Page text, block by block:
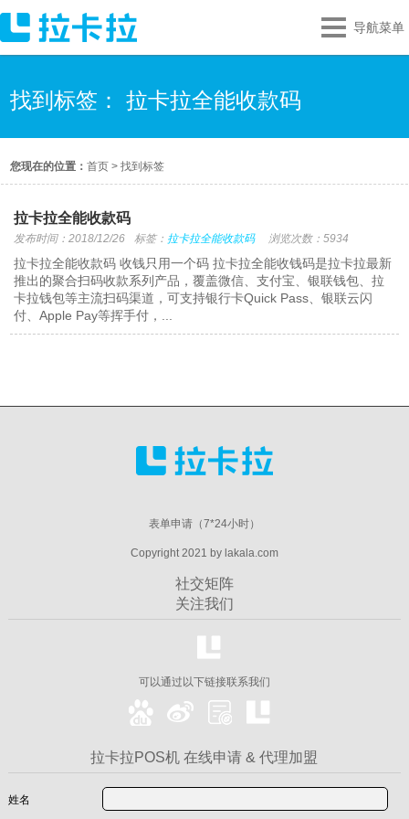
导航菜单
找到标签： 拉卡拉全能收款码
您现在的位置：首页 >找到标签
拉卡拉全能收款码
发布时间：2018/12/26 标签： 拉卡拉全能收款码 浏览次数：5934
拉卡拉全能收款码 收钱只用一个码 拉卡拉全能收钱码是拉卡拉最新
推出的聚合扫码收款系列产品，覆盖微信、支付宝、银联钱包、拉
卡拉钱包等主流扫码渠道，可支持银行卡Quick Pass、银联云闪
付、Apple Pay等挥手付，...
表单申请（7*24小时）
Copyright 2021 by lakala.com
社交矩阵
关注我们
可以通过以下链接联系我们
拉卡拉POS机 在线申请 & 代理加盟
姓名